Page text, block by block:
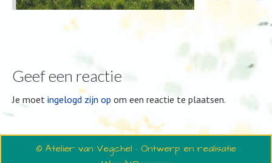
Geef een reactie
Je moet ingelogd zijn op om een reactie te plaatsen.
© Atelier van Vegchel · Ontwerp en realisatie